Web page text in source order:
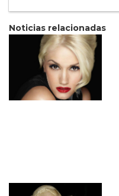
Noticias relacionadas